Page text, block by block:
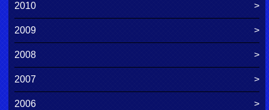
2010
2009
2008
2007
2006